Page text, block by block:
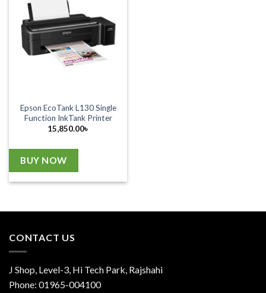
Epson EcoTank L130 Single
Function InkTank Printer
15,850.00৳
BUY NOW
CONTACT US
J Shop, Level-3, Hi Tech Park, Rajshahi
Phone: 01965-004100